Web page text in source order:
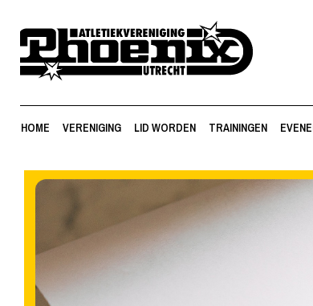
HOME VERENIGING LID WORDEN TRAININGEN